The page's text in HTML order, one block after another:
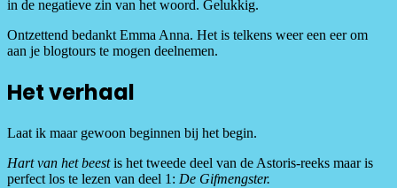
in de negatieve zin van het woord. Gelukkig.
Ontzettend bedankt Emma Anna. Het is telkens weer een eer om
aan je blogtours te mogen deelnemen.
Het verhaal
Laat ik maar gewoon beginnen bij het begin.
Hart van het beestis het tweede deel van de Astoris-reeks maar is
perfect los te lezen van deel 1: De Gifmengster.